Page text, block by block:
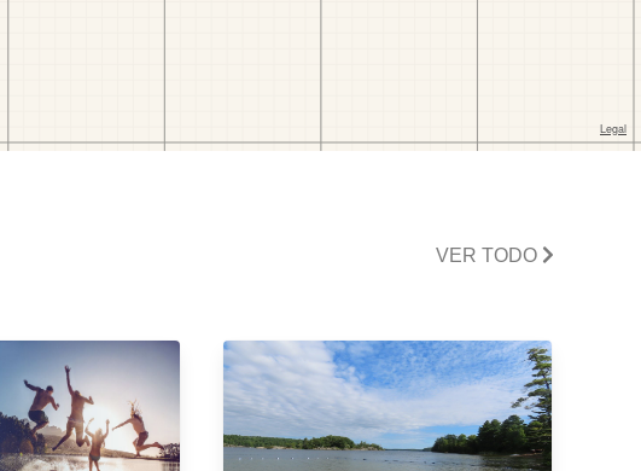
VER TODO